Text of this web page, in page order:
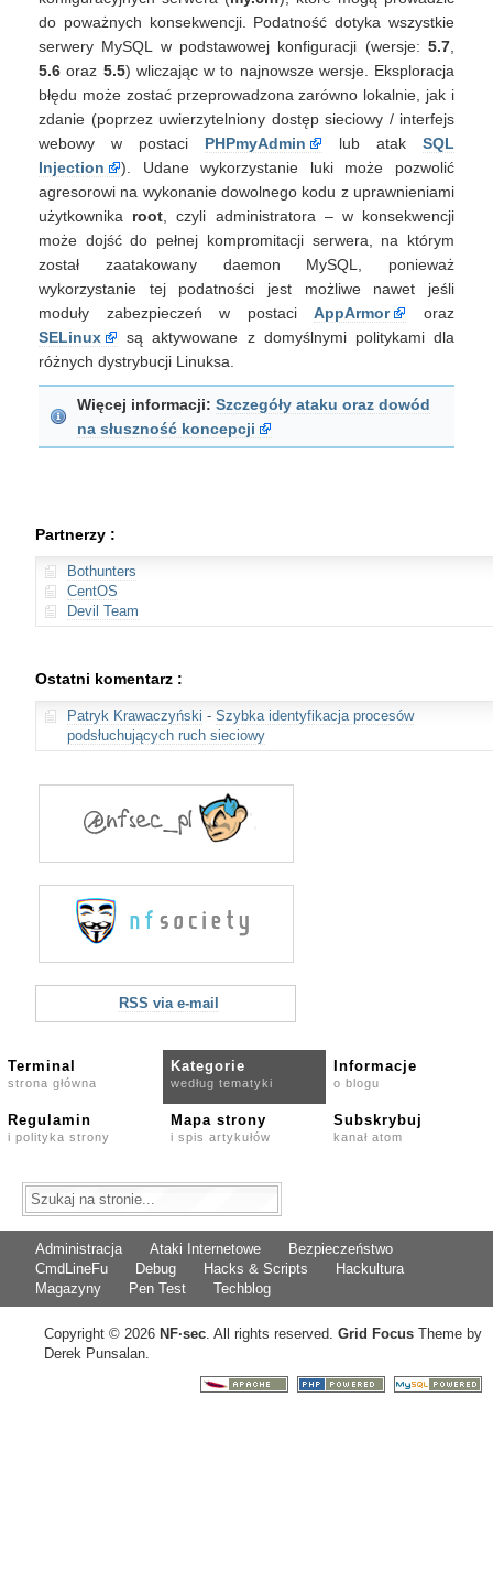
do poważnych konsekwencji. Podatność dotyka wszystkie
serwery MySQL w podstawowej konfiguracji (wersje: 5.7
5.6 oraz 5.5) wliczając w to najnowsze wersje. Eksploracja
błędu może zostać przeprowadzona zarówno lokalnie, jak i
zdanie (poprzez uwierzytelniony dostęp sieciowy / interfejs
webowy w postaci PHPmyAdmin lub atak SQL
Injection
). Udane wykorzystanie luki może pozwolić
agresorowi na wykonanie dowolnego kodu z uprawnieniami
użytkownika root , czyli administratora – w konsekwencji
może dojść do pełnej kompromitacji serwera, na którym
został zaatakowany daemon MySQL, ponieważ
wykorzystanie tej podatności jest możliwe nawet jeśli
moduły zabezpieczeń w postaciAppArmor
oraz
SELinux
są aktywowane z domyślnymi politykami dla
różnych dystrybucji Linuksa.
Więcej informacji: Szczegóły ataku oraz dowód
na słuszność koncepcji
Partnerzy :
Bothunters
CentOS
Devil Team
Ostatni komentarz :
Patryk Krawaczyński - Szybka identyfikacja procesów
podsłuchujących ruch sieciowy
RSS via e-mail
Terminal
strona główna
Kategorie
według tematyki
Informacje
o blogu
Regulamin
i polityka strony
Mapa strony
i spis artykułów
Subskrybuj
kanał atom
Administracja Ataki Internetowe
Bezpieczeństwo
CmdLineFu
Debug Hacks & Scripts
Hackultura
Magazyny
Pen Test Techblog
Copyright © 2026 NF·sec. All rights reserved. Grid Focus Theme by
Derek Punsalan.